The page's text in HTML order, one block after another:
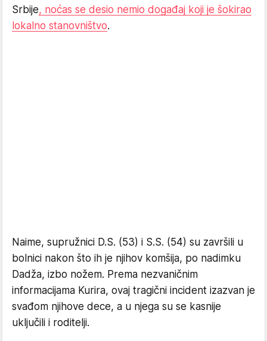
Srbije, noćas se desio nemio događaj koji je šokirao
lokalno stanovništvo.
Naime, supružnici D.S. (53) i S.S. (54) su završili u
bolnici nakon što ih je njihov komšija, po nadimku
Dadža, izbo nožem. Prema nezvaničnim
informacijama Kurira, ovaj tragični incident izazvan je
svađom njihove dece, a u njega su se kasnije
uključili i roditelji.